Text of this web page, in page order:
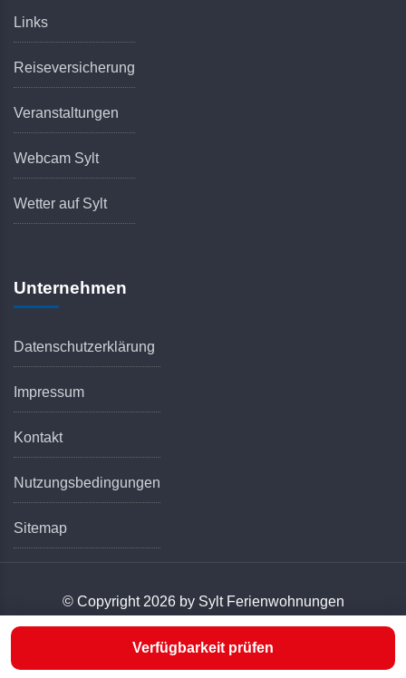
Verfügbarkeit prüfen
Links
Reiseversicherung
Veranstaltungen
Webcam Sylt
Wetter auf Sylt
Unternehmen
Datenschutzerklärung
Impressum
Kontakt
Nutzungsbedingungen
Sitemap
© Copyright 2026 by Sylt Ferienwohnungen